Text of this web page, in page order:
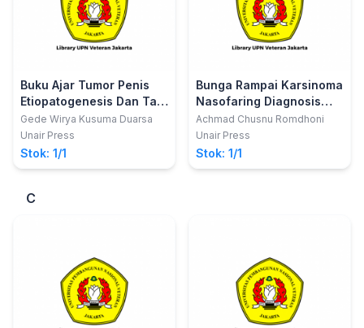
Buku Ajar Tumor Penis
Etiopatogenesis Dan Tata
Laksana
Gede Wirya Kusuma Duarsa
Unair Press
Stok: 1/1
Bunga Rampai Karsinoma
Nasofaring Diagnosis
Dan Terapi Terkini
Achmad Chusnu Romdhoni
Unair Press
Stok: 1/1
C